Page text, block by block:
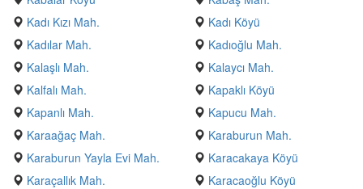
Kadı Kızı Mah.
Kadı Köyü
Kadılar Mah.
Kadıoğlu Mah.
Kalaşlı Mah.
Kalaycı Mah.
Kalfalı Mah.
Kapaklı Köyü
Kapanlı Mah.
Kapucu Mah.
Karaağaç Mah.
Karaburun Mah.
Karaburun Yayla Evi Mah.
Karacakaya Köyü
Karaçallık Mah.
Karacaoğlu Köyü